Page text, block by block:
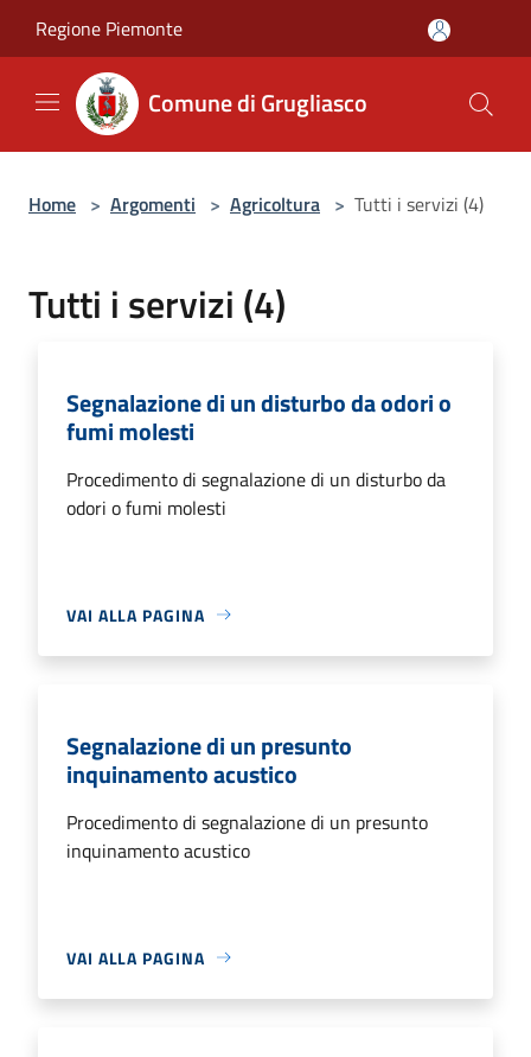
Regione Piemonte
Comune di Grugliasco
Home > Argomenti > Agricoltura > Tutti i servizi (4)
Tutti i servizi (4)
Segnalazione di un disturbo da odori o
fumi molesti
Procedimento di segnalazione di un disturbo da
odori o fumi molesti
VAI ALLA PAGINA
Segnalazione di un presunto
inquinamento acustico
Procedimento di segnalazione di un presunto
inquinamento acustico
VAI ALLA PAGINA